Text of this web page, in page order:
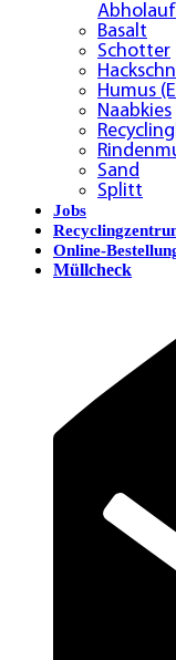
Basalt
Schotter
Humus
Naabkies
Sand
Splitt
Jobs
Online-
Müllcheck